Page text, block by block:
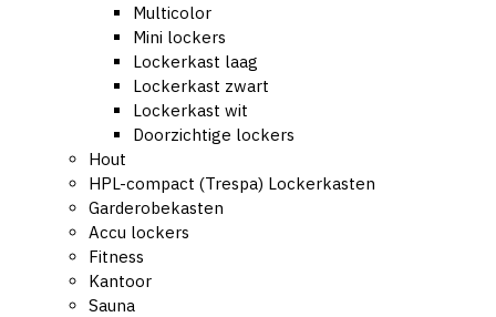
Multicolor
Mini lockers
Lockerkast laag
Lockerkast zwart
Lockerkast wit
Doorzichtige lockers
Hout
HPL-compact (Trespa) Lockerkasten
Garderobekasten
Accu lockers
Fitness
Kantoor
Sauna